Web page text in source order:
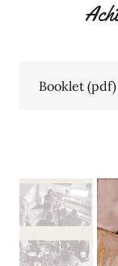
Booklet (pdf)